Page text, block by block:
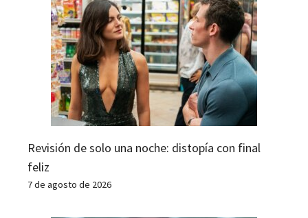
Revisión de solo una noche: distopía con final
feliz
7 de agosto de 2026